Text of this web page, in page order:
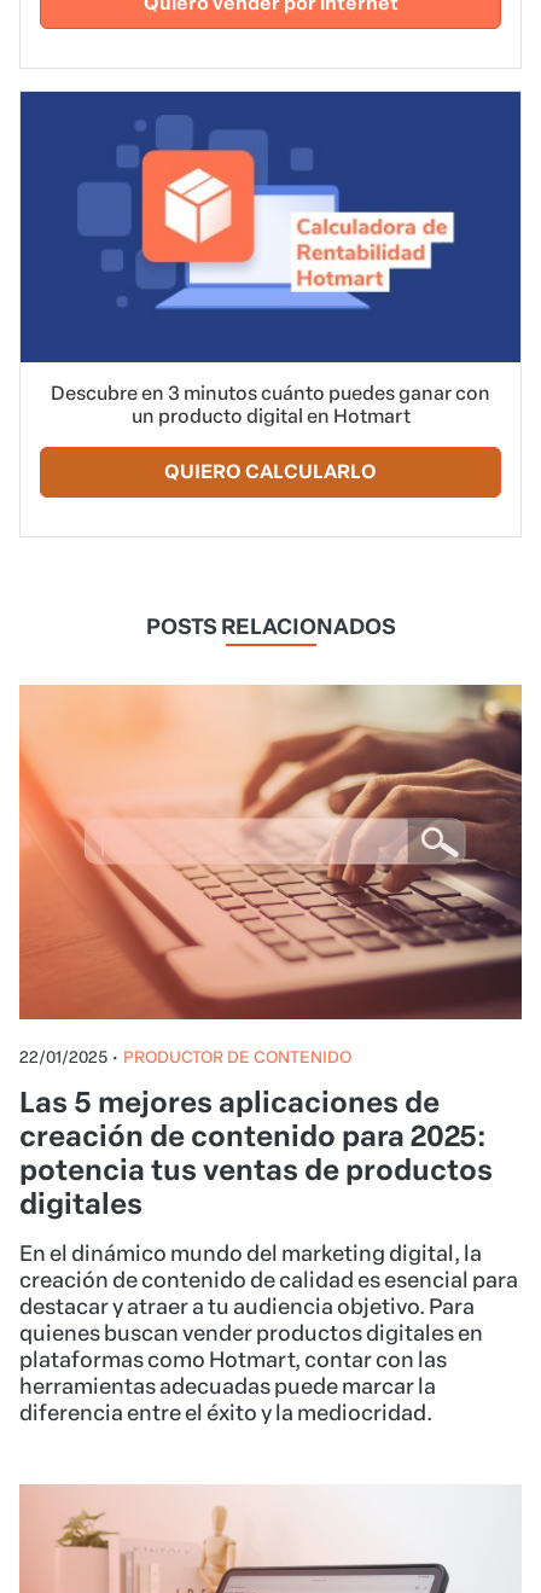
Descubre en 3 minutos cuánto puedes ganar con
un producto digital en Hotmart
QUIERO CALCULARLO
POSTS RELACIONADOS
22/01/2025 • PRODUCTOR DE CONTENIDO
Las 5 mejores aplicaciones de
creación de contenido para 2025:
potencia tus ventas de productos
digitales
En el dinámico mundo del marketing digital, la
creación de contenido de calidad es esencial para
destacar y atraer a tu audiencia objetivo. Para
quienes buscan vender productos digitales en
plataformas como Hotmart, contar con las
herramientas adecuadas puede marcar la
diferencia entre el éxito y la mediocridad.